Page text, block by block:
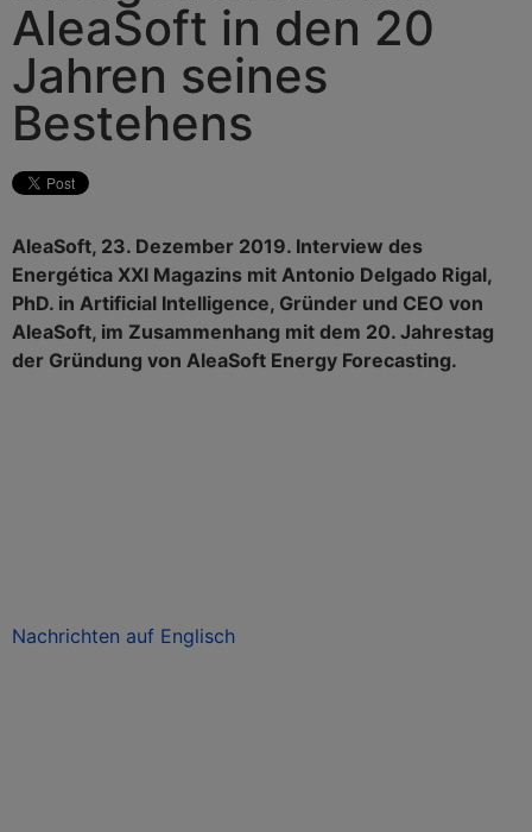
AleaSoft in den 20
Jahren seines
Bestehens
AleaSoft, 23. Dezember 2019. Interview des
Energética XXI Magazins mit Antonio Delgado Rigal,
PhD. in Artificial Intelligence, Gründer und CEO von
AleaSoft, im Zusammenhang mit dem 20. Jahrestag
der Gründung von AleaSoft Energy Forecasting.
Nachrichten auf Englisch